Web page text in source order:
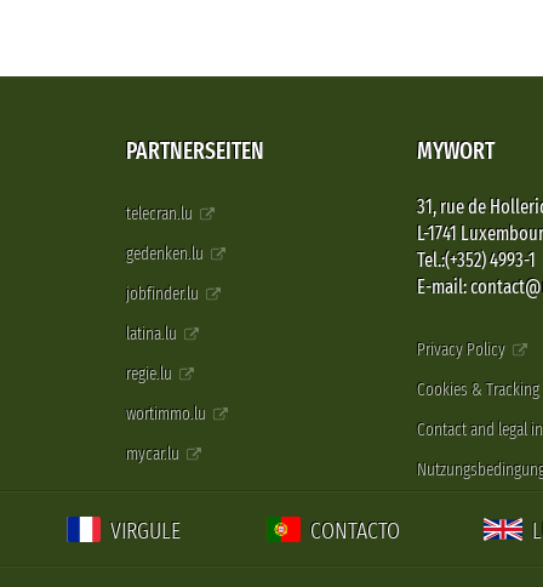
PARTNERSEITEN
telecran.lu
gedenken.lu
jobfinder.lu
latina.lu
regie.lu
wortimmo.lu
mycar.lu
MYWORT
31, rue de
L-1741
Tel.:(+352) 4993-1
E-mail:
Privacy Policy
Cookies & Tracking
Contact and legal
VIRGULE CONTACTO